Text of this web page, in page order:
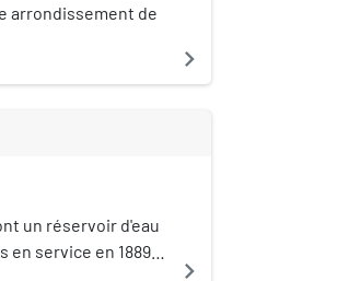
arrondissement de
navigate_next
un réservoir d'eau
service en 1889. Il
navigate_next